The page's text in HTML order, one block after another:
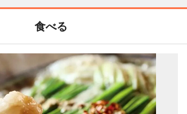
食べる